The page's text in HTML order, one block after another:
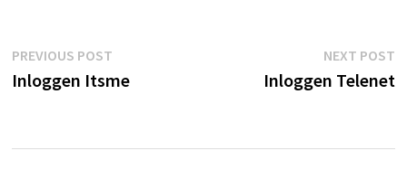
Berichtnavigatie
PREVIOUS POSTPrevious
post:
Inloggen Itsme
NEXT POST
Inloggen Telenet